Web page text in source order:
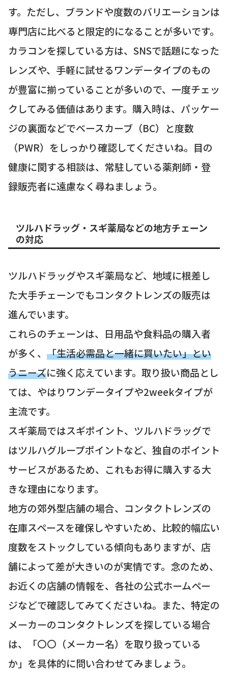
す。ただし、ブランドや度数のバリエーションは
専門店に比べると限定的になることが多いです。
カラコンを探している方は、SNSで話題になった
レンズや、手軽に試せるワンデータイプのもの
が豊富に揃っていることが多いので、一度チェッ
クしてみる価値はあります。購入時は、パッケー
ジの裏面などでベースカーブ（BC）と度数
（PWR）をしっかり確認してくださいね。目の
健康に関する相談は、常駐している薬剤師・登
録販売者に遠慮なく尋ねましょう。
ツルハドラッグ・スギ薬局などの地方チェーン
の対応
ツルハドラッグやスギ薬局など、地域に根差し
た大手チェーンでもコンタクトレンズの販売は
進んでいます。
これらのチェーンは、日用品や食料品の購入者
が多く、 「生活必需品と一緒に買いたい」とい
うニーズに強く応えています。取り扱い商品とし
ては、やはりワンデータイプや2weekタイプが
主流です。
スギ薬局ではスギポイント、ツルハドラッグで
はツルハグループポイントなど、独自のポイント
サービスがあるため、これもお得に購入する大
きな理由になります。
地方の郊外型店舗の場合、コンタクトレンズの
在庫スペースを確保しやすいため、比較的幅広い
度数をストックしている傾向もありますが、店
舗によって差が大きいのが実情です。念のため、
お近くの店舗の情報を、各社の公式ホームペー
ジなどで確認してみてくださいね。また、特定の
メーカーのコンタクトレンズを探している場合
は、「〇〇（メーカー名）を取り扱っている
か」を具体的に問い合わせてみましょう。